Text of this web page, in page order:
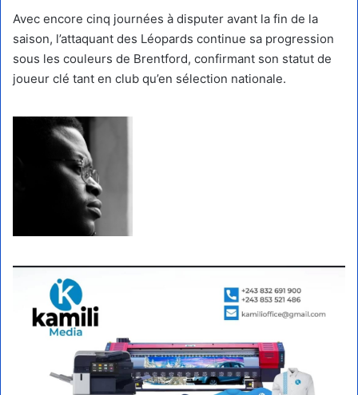
Avec encore cinq journées à disputer avant la fin de la
saison, l’attaquant des Léopards continue sa progression
sous les couleurs de Brentford, confirmant son statut de
joueur clé tant en club qu’en sélection nationale.